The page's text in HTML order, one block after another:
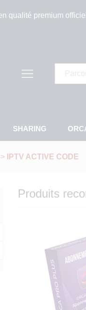
qualité premium officiel
SHARING
IPTV ACTIVE CODE
Produits